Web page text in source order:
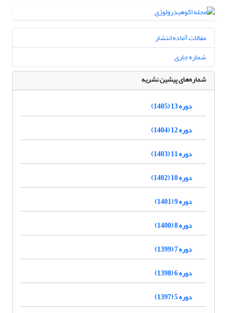
مقالات آماده انتشار
شماره جاری
شماره‌های پیشین نشریه
دوره 13 (1405)
دوره 12 (1404)
دوره 11 (1403)
دوره 10 (1402)
دوره 9 (1401)
دوره 8 (1400)
دوره 7 (1399)
دوره 6 (1398)
دوره 5 (1397)